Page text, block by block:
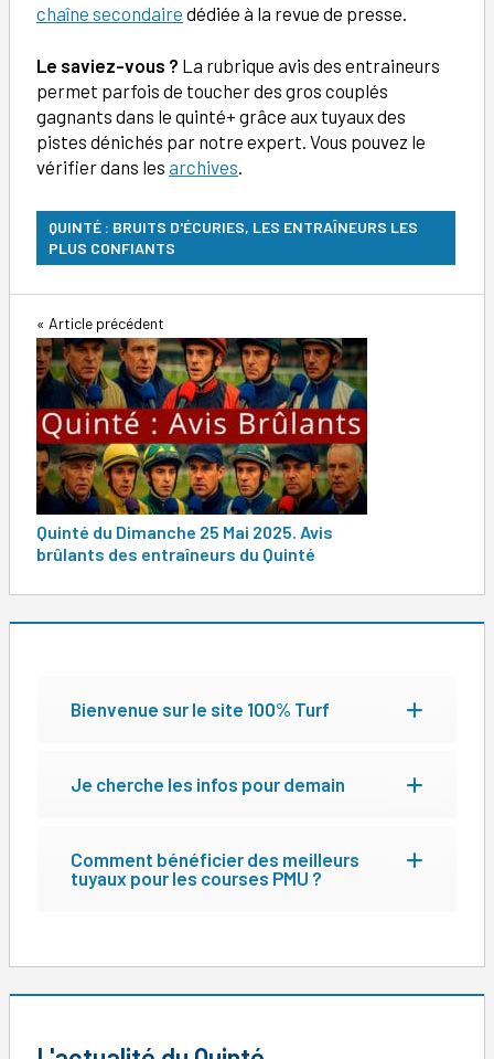
chaîne secondaire dédiée à la revue de presse.
Le saviez-vous ? La rubrique avis des entraineurs
permet parfois de toucher des gros couplés
gagnants dans le quinté+ grâce aux tuyaux des
pistes dénichés par notre expert. Vous pouvez le
vérifier dans les archives
QUINTÉ : BRUITS D'ÉCURIES, LES ENTRAÎNEURS LES
PLUS CONFIANTS
Navigation
de
l’article
Article précédent
Quinté du Dimanche 25 Mai 2025. Avis
brûlants des entraîneurs du Quinté
Bienvenue sur le site 100% Turf
Je cherche les infos pour demain
Comment bénéficier des meilleurs
tuyaux pour les courses PMU ?